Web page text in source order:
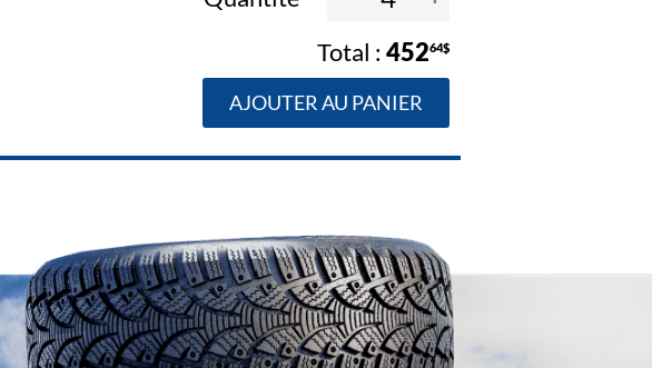
45264$
AJOUTER AU PANIER